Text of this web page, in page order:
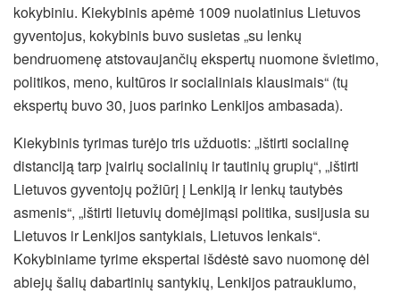
kokybiniu. Kiekybinis apėmė 1009 nuolatinius Lietuvos
gyventojus, kokybinis buvo susietas „su lenkų
bendruomenę atstovaujančių ekspertų nuomone švietimo,
politikos, meno, kultūros ir socialiniais klausimais“ (tų
ekspertų buvo 30, juos parinko Lenkijos ambasada).
Kiekybinis tyrimas turėjo tris užduotis: „ištirti socialinę
distanciją tarp įvairių socialinių ir tautinių grupių“, „ištirti
Lietuvos gyventojų požiūrį į Lenkiją ir lenkų tautybės
asmenis“, „ištirti lietuvių domėjimąsi politika, susijusia su
Lietuvos ir Lenkijos santykiais, Lietuvos lenkais“.
Kokybiniame tyrime ekspertai išdėstė savo nuomonę dėl
abiejų šalių dabartinių santykių, Lenkijos patrauklumo,